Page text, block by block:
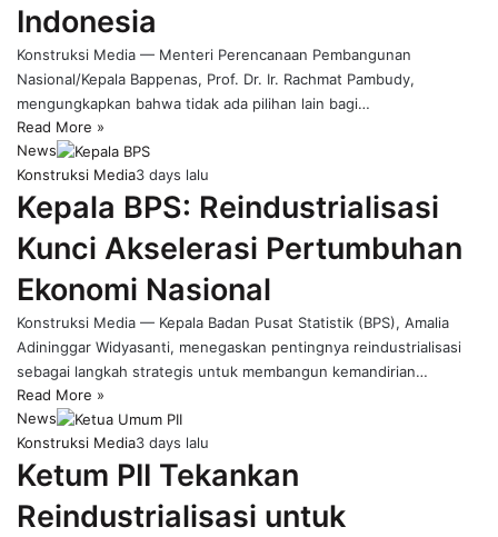
Indonesia
Konstruksi Media — Menteri Perencanaan Pembangunan
Nasional/Kepala Bappenas, Prof. Dr. Ir. Rachmat Pambudy,
mengungkapkan bahwa tidak ada pilihan lain bagi…
Read More »
News
Konstruksi Media3 days lalu
Kepala BPS: Reindustrialisasi
Kunci Akselerasi Pertumbuhan
Ekonomi Nasional
Konstruksi Media — Kepala Badan Pusat Statistik (BPS), Amalia
Adininggar Widyasanti, menegaskan pentingnya reindustrialisasi
sebagai langkah strategis untuk membangun kemandirian…
Read More »
News
Konstruksi Media3 days lalu
Ketum PII Tekankan
Reindustrialisasi untuk